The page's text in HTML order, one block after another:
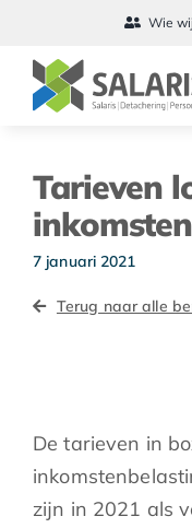
inhoud
Wie
Tarieven
7 januari 2021
Terug naar alle
De tarieven in
zijn in 2021 als